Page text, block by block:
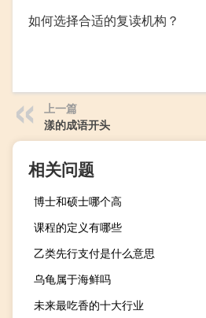
如何选择合适的复读机构？
上一篇
漾的成语开头
相关问题
博士和硕士哪个高
课程的定义有哪些
乙类先行支付是什么意思
乌龟属于海鲜吗
未来最吃香的十大行业